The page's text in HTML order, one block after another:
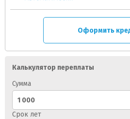
Оформить
Калькулятор переплаты
Сумма
Срок лет